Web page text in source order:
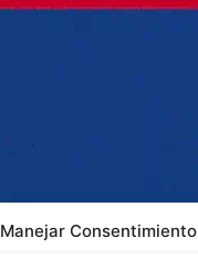
Manejar Consentimiento